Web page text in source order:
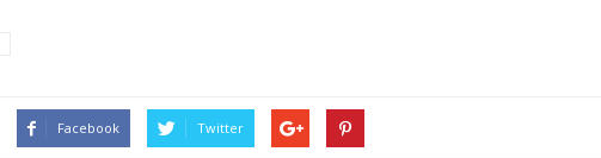
Facebook Twitter